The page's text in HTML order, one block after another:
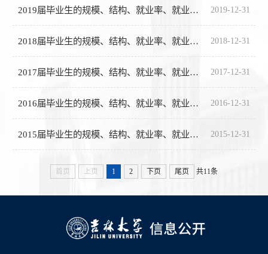
2019届毕业生的规模、结构、就业率、就业流向 2019-12-31
2018届毕业生的规模、结构、就业率、就业流向 2018-12-31
2017届毕业生的规模、结构、就业率、就业流向 2017-12-31
2016届毕业生的规模、结构、就业率、就业流向 2016-12-31
2015届毕业生的规模、结构、就业率、就业流向 2015-12-31
首页 上页 1 2 下页 尾页 共11条